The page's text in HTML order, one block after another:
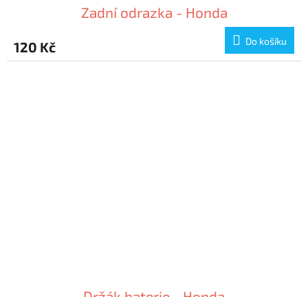
Zadní odrazka - Honda
120 Kč Do košíku